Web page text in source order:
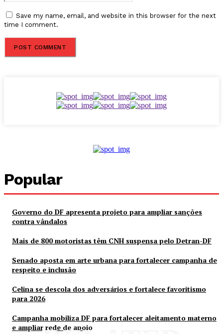
Save my name, email, and website in this browser for the next
time I comment.
Popular
Governo do DF apresenta projeto para ampliar sanções
contra vândalos
Mais de 800 motoristas têm CNH suspensa pelo Detran-DF
Senado aposta em arte urbana para fortalecer campanha de
respeito e inclusão
Celina se descola dos adversários e fortalece favoritismo
para 2026
Campanha mobiliza DF para fortalecer aleitamento materno
e ampliar rede de apoio